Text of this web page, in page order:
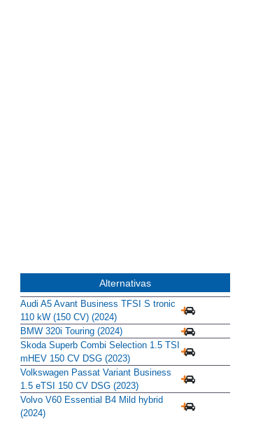
Alternativas
Audi A5 Avant Business TFSI S tronic
110 kW (150 CV) (2024)
BMW 320i Touring (2024)
Skoda Superb Combi Selection 1.5 TSI
mHEV 150 CV DSG (2023)
Volkswagen Passat Variant Business
1.5 eTSI 150 CV DSG (2023)
Volvo V60 Essential B4 Mild hybrid
(2024)